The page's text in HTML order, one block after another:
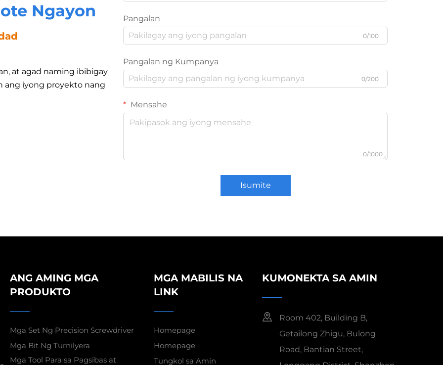
Ngayon
at agad naming ibibigay
ang iyong proyekto nang
Pangalan
0/100
Pangalan ng Kumpanya
0/200
Mensahe
0/1000
Isumite
ANG AMING MGA
PRODUKTO
Mga Set Ng Precision Screwdriver
Mga Bit Ng Turnilyera
Mga Tool Para sa Pagsibas at
MGA MABILIS NA
LINK
Homepage
Homepage
Tungkol sa Amin
KUMONEKTA SA AMIN
Room 402, Building B,
Getailong Zhigu, Bulong
Road, Bantian Street,